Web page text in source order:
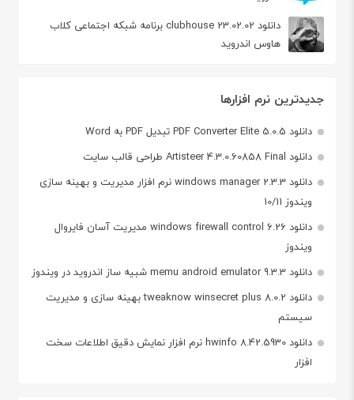
دانلود clubhouse 23.02.02 برنامه شبکه اجتماعی کلاب
هاوس اندروید
جدیدترین نرم افزارها
دانلود PDF Converter Elite 5.0.5 تبدیل PDF به Word
دانلود Artisteer 4.3.0.60858 Final طراحی قالب سایت
دانلود windows manager 2.3.3 نرم افزار مدیریت و بهینه سازی
ویندوز 10/11
دانلود windows firewall control 6.26 مدیریت آسان فایروال
ویندوز
دانلود memu android emulator 9.3.3 شبیه ساز اندروید در ویندوز
دانلود tweaknow winsecret plus 8.0.2 بهینه سازی و مدیریت
سیستم
دانلود hwinfo 8.42.5930 نرم افزار نمایش دقیق اطلاعات سخت
افزار